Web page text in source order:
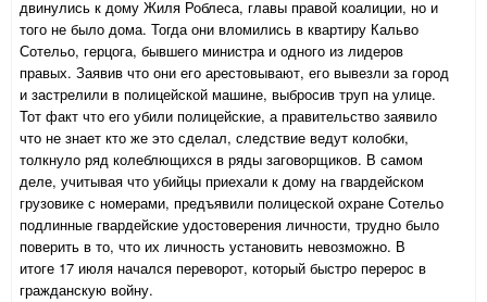
двинулись к дому Жиля Роблеса, главы правой коалиции, но и
того не было дома. Тогда они вломились в квартиру Кальво
Сотельо, герцога, бывшего министра и одного из лидеров
правых. Заявив что они его арестовывают, его вывезли за город
и застрелили в полицейской машине, выбросив труп на улице.
Тот факт что его убили полицейские, а правительство заявило
что не знает кто же это сделал, следствие ведут колобки,
толкнуло ряд колеблющихся в ряды заговорщиков. В самом
деле, учитывая что убийцы приехали к дому на гвардейском
грузовике с номерами, предъявили полицеской охране Сотельо
подлинные гвардейские удостоверения личности, трудно было
поверить в то, что их личность установить невозможно. В
итоге 17 июля начался переворот, который быстро перерос в
гражданскую войну.